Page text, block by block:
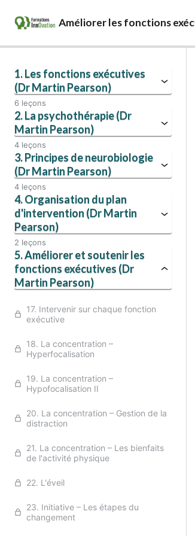
Améliorer les fonctions
1. Les fonctions exécutives
(Dr Martin Pearson)
6 leçons
2. La psychothérapie (Dr
Martin Pearson)
4 leçons
3. Principes de neurobiologie
(Dr Martin Pearson)
4 leçons
4. Organisation du plan
d'intervention (Dr Martin
Pearson)
2 leçons
5. Améliorer et soutenir les
fonctions exécutives (Dr
Martin Pearson)
17. Intervenir sur chaque fonction
exécutive
18. La concentration –
Hyperfocalisation
19. La concentration –
Hypofocalisation II
20. La concentration – Gestion de la
distraction
21. La concentration – Les bienfaits
de l'activité physique
22. L'éveil
23. Initiative – Les étapes du
changement